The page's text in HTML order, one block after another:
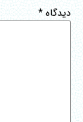
دیدگاه*